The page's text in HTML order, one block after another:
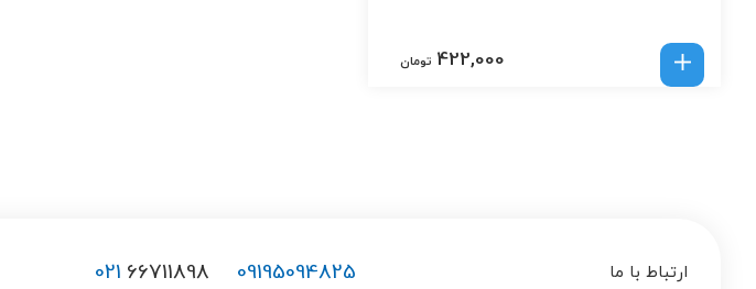
422,000 تومان
ارتباط با ما 021 66711898 09195094825